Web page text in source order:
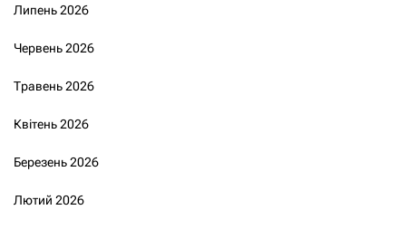
Липень 2026
Червень 2026
Травень 2026
Квітень 2026
Березень 2026
Лютий 2026